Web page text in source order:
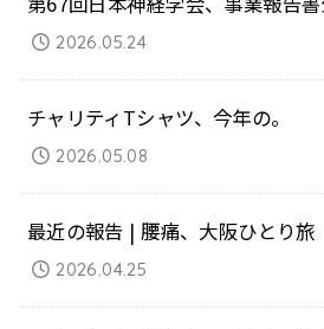
2026.05.24
チャリティTシャツ、今年の。
2026.05.08
最近の報告 | 腰痛、大阪ひとり旅
2026.04.25